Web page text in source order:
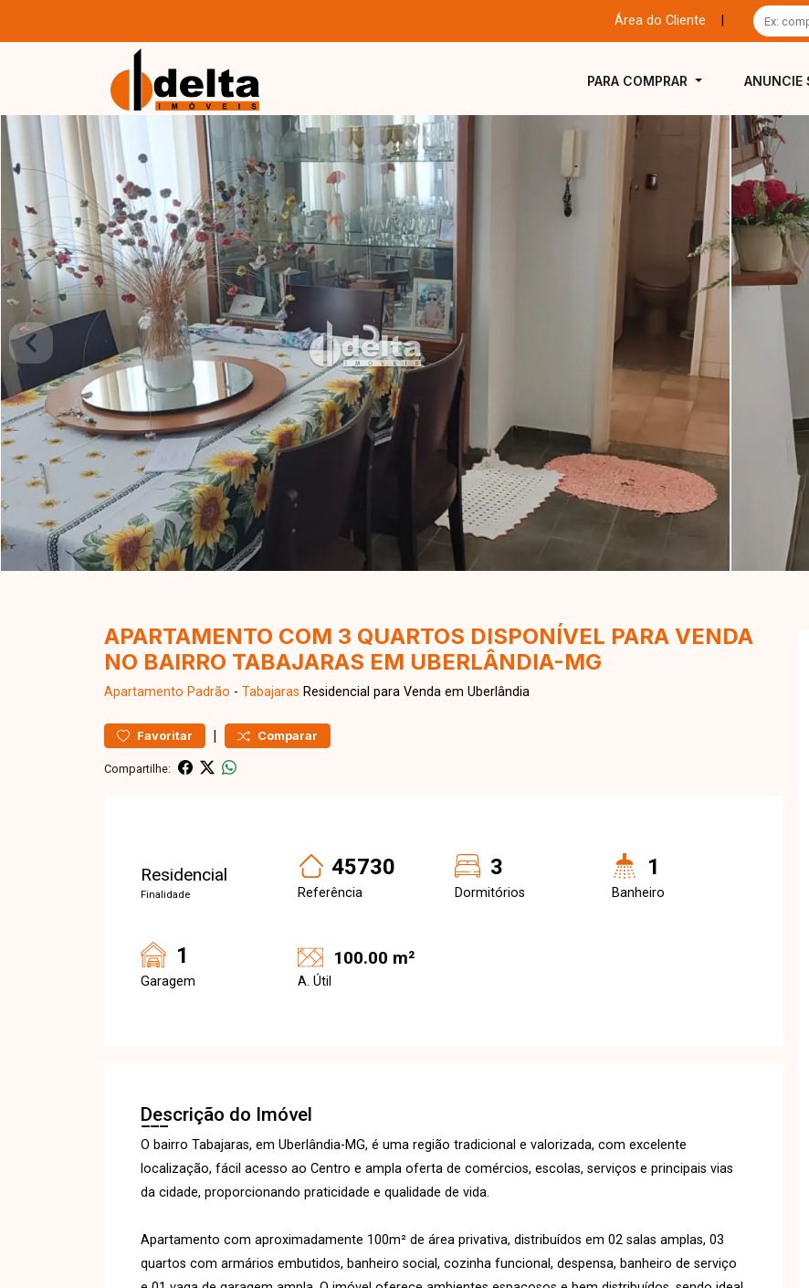
Área do Cliente
PARA COMPRAR ANUNCIE
APARTAMENTO COM 3 QUARTOS DISPONÍVEL PARA VENDA
NO BAIRRO TABAJARAS EM UBERLÂNDIA-MG
Apartamento Padrão - Tabajaras Residencial para Venda em Uberlândia
Favoritar | Comparar
Compartilhe:
Residencial
Finalidade
45730
Referência
3
Dormitórios
1
Banheiro
1
Garagem
100.00 m²
A. Útil
Descrição do Imóvel
O bairro Tabajaras, em Uberlândia-MG, é uma região tradicional e valorizada, com excelente
localização, fácil acesso ao Centro e ampla oferta de comércios, escolas, serviços e principais vias
da cidade, proporcionando praticidade e qualidade de vida.
Apartamento com aproximadamente 100m² de área privativa, distribuídos em 02 salas amplas, 03
quartos com armários embutidos, banheiro social, cozinha funcional, despensa, banheiro de serviço